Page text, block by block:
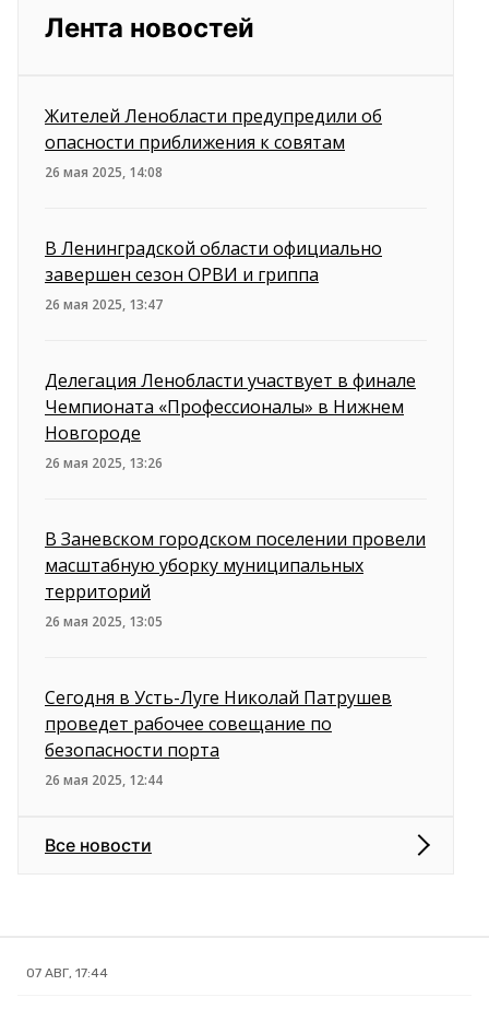
Лента новостей
Жителей Ленобласти предупредили об
опасности приближения к совятам
26 мая 2025, 14:08
В Ленинградской области официально
завершен сезон ОРВИ и гриппа
26 мая 2025, 13:47
Делегация Ленобласти участвует в финале
Чемпионата «Профессионалы» в Нижнем
Новгороде
26 мая 2025, 13:26
В Заневском городском поселении провели
масштабную уборку муниципальных
территорий
26 мая 2025, 13:05
Сегодня в Усть-Луге Николай Патрушев
проведет рабочее совещание по
безопасности порта
26 мая 2025, 12:44
Все новости
07 АВГ, 17:44